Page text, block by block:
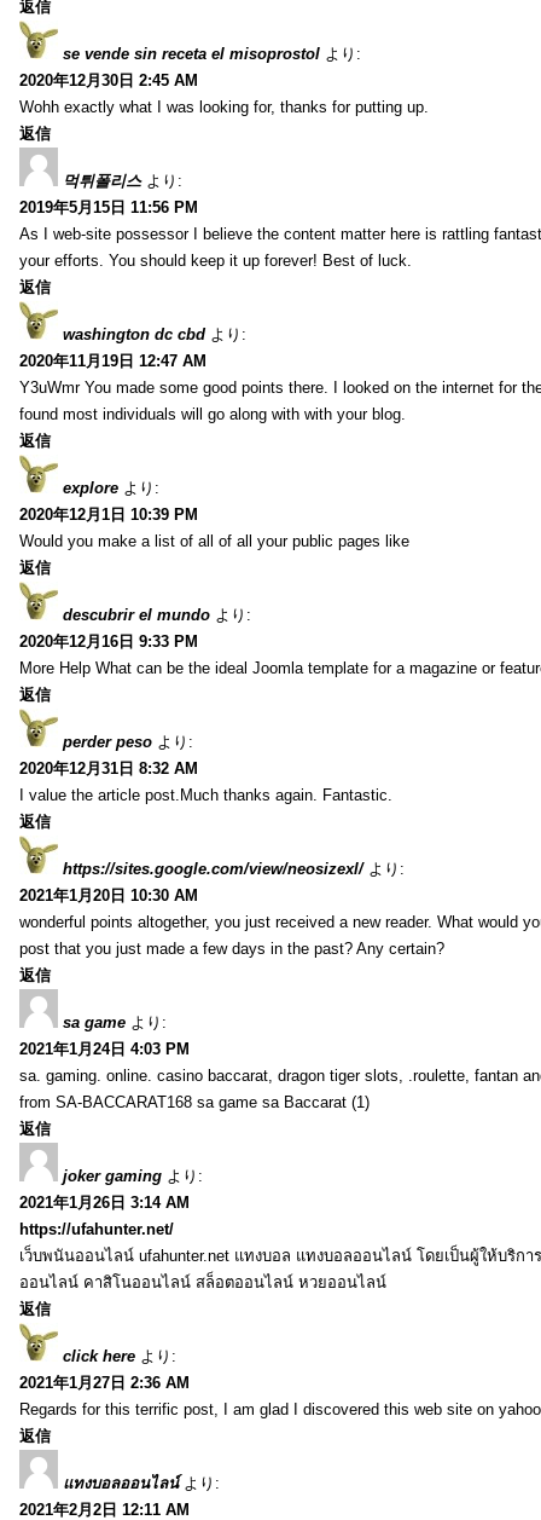
返信
se vende sin receta el misoprostol より:
2020年12月30日 2:45 AM
Wohh exactly what I was looking for, thanks for putting up.
返信
먹튀폴리스 より:
2019年5月15日 11:56 PM
As I web-site possessor I believe the content matter here is rattling
your efforts. You should keep it up forever! Best of luck.
返信
washington dc cbd より:
2020年11月19日 12:47 AM
Y3uWmr You made some good points there. I looked on the internet for
found most individuals will go along with with your blog.
返信
explore より:
2020年12月1日 10:39 PM
Would you make a list of all of all your public pages like
返信
descubrir el mundo より:
2020年12月16日 9:33 PM
More Help What can be the ideal Joomla template for a magazine or
返信
perder peso より:
2020年12月31日 8:32 AM
I value the article post.Much thanks again. Fantastic.
返信
https://sites.google.com/view/neosizexl/ より:
2021年1月20日 10:30 AM
wonderful points altogether, you just received a new reader. What would
post that you just made a few days in the past? Any certain?
返信
sa game より:
2021年1月24日 4:03 PM
sa. gaming. online. casino baccarat, dragon tiger slots, .roulette, fantan
from SA-BACCARAT168 sa game sa Baccarat (1)
返信
joker gaming より:
2021年1月26日 3:14 AM
https://ufahunter.net/
เว็บพนันออนไลน์ ufahunter.net แทงบอล แทงบอลออนไลน์ โดยเป็นผู้ให้บริกา
ออนไลน์ คาสิโนออนไลน์ สล็อตออนไลน์ หวยออนไลน์
返信
click here より:
2021年1月27日 2:36 AM
Regards for this terrific post, I am glad I discovered this web site on
返信
แทงบอลออนไลน์ より:
2021年2月2日 12:11 AM